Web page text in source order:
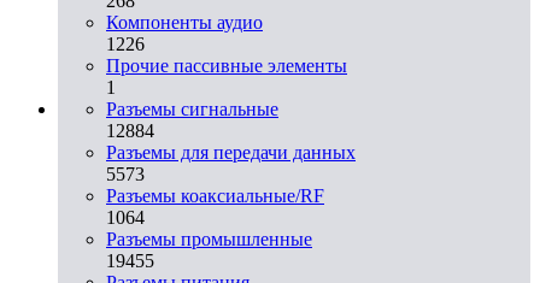
Компоненты аудио
1226
Прочие пассивные элементы
1
Разъeмы сигнальные
12884
Разъeмы для передачи данных
5573
Разъeмы коаксиальные/RF
1064
Разъeмы промышленные
19455